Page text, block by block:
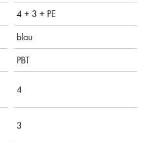
4 + 3 + PE
blau
PBT
4
3